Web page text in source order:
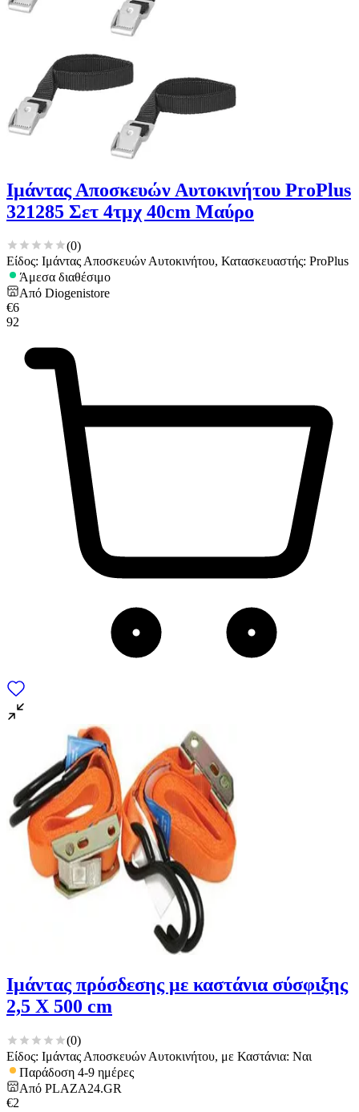
Ιμάντας Αποσκευών Αυτοκινήτου ProPlus
321285 Σετ 4τμχ 40cm Μαύρο
(0)
Είδος: Ιμάντας Αποσκευών Αυτοκινήτου, Κατασκευαστής: ProPlus
Άμεσα διαθέσιμο
Από Diogenistore
€6
92
Ιμάντας πρόσδεσης με καστάνια σύσφιξης
2,5 Χ 500 cm
(0)
Είδος: Ιμάντας Αποσκευών Αυτοκινήτου, με Καστάνια: Ναι
Παράδοση 4-9 ημέρες
Από PLAZA24.GR
€2